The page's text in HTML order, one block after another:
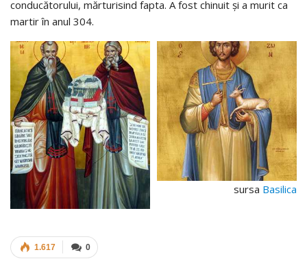
conducătorului, mărturisind fapta. A fost chinuit și a murit ca
martir în anul 304.
sursa Basilica
0
1.617